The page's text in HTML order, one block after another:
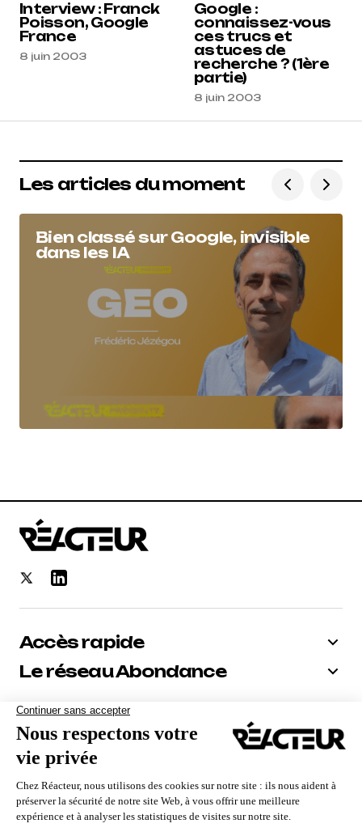
Interview : Franck
Poisson, Google
France
8 juin 2003
Google :
connaissez-vous
ces trucs et
astuces de
recherche ? (1ère
partie)
8 juin 2003
Les articles du moment
Bien classé sur Google, invisible
dans les IA
Accès rapide
Le réseau Abondance
Bénéficiez de -10% sur tous nos
abonnements
Recevoir le code
Nous utilisons des cookies pour vous garantir la meilleure
expérience sur notre site. Si vous continuez à utiliser ce